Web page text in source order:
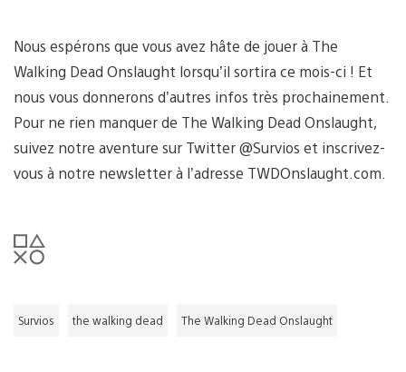
Nous espérons que vous avez hâte de jouer à The
Walking Dead Onslaught lorsqu’il sortira ce mois-ci ! Et
nous vous donnerons d’autres infos très prochainement.
Pour ne rien manquer de The Walking Dead Onslaught,
suivez notre aventure sur Twitter @Survios et inscrivez-
vous à notre newsletter à l’adresse TWDOnslaught.com.
Survios the walking dead The Walking Dead Onslaught